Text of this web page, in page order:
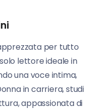
per tutto
lettore ideale in
una voce intima,
in carriera, studi
appassionata di